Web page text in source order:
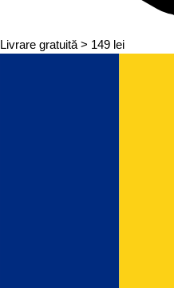
Livrare gratuită > 149 lei